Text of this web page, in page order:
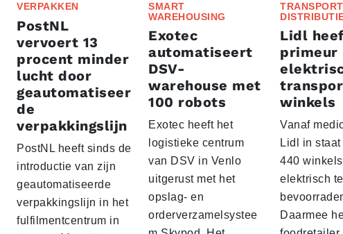
VERPAKKEN
PostNL
vervoert 13
procent minder
lucht door
geautomatiseer
de
verpakkingslijn
PostNL heeft sinds de
introductie van zijn
geautomatiseerde
verpakkingslijn in het
fulfilmentcentrum in
SMART
WAREHOUSING
Exotec
automatiseert
DSV-
warehouse met
100 robots
Exotec heeft het
logistieke centrum
van DSV in Venlo
uitgerust met het
opslag- en
orderverzamelsystee
Lidl
primeur
winkels
Vanaf
Lidl in
440 winkels
elektrisch te
Daarmee